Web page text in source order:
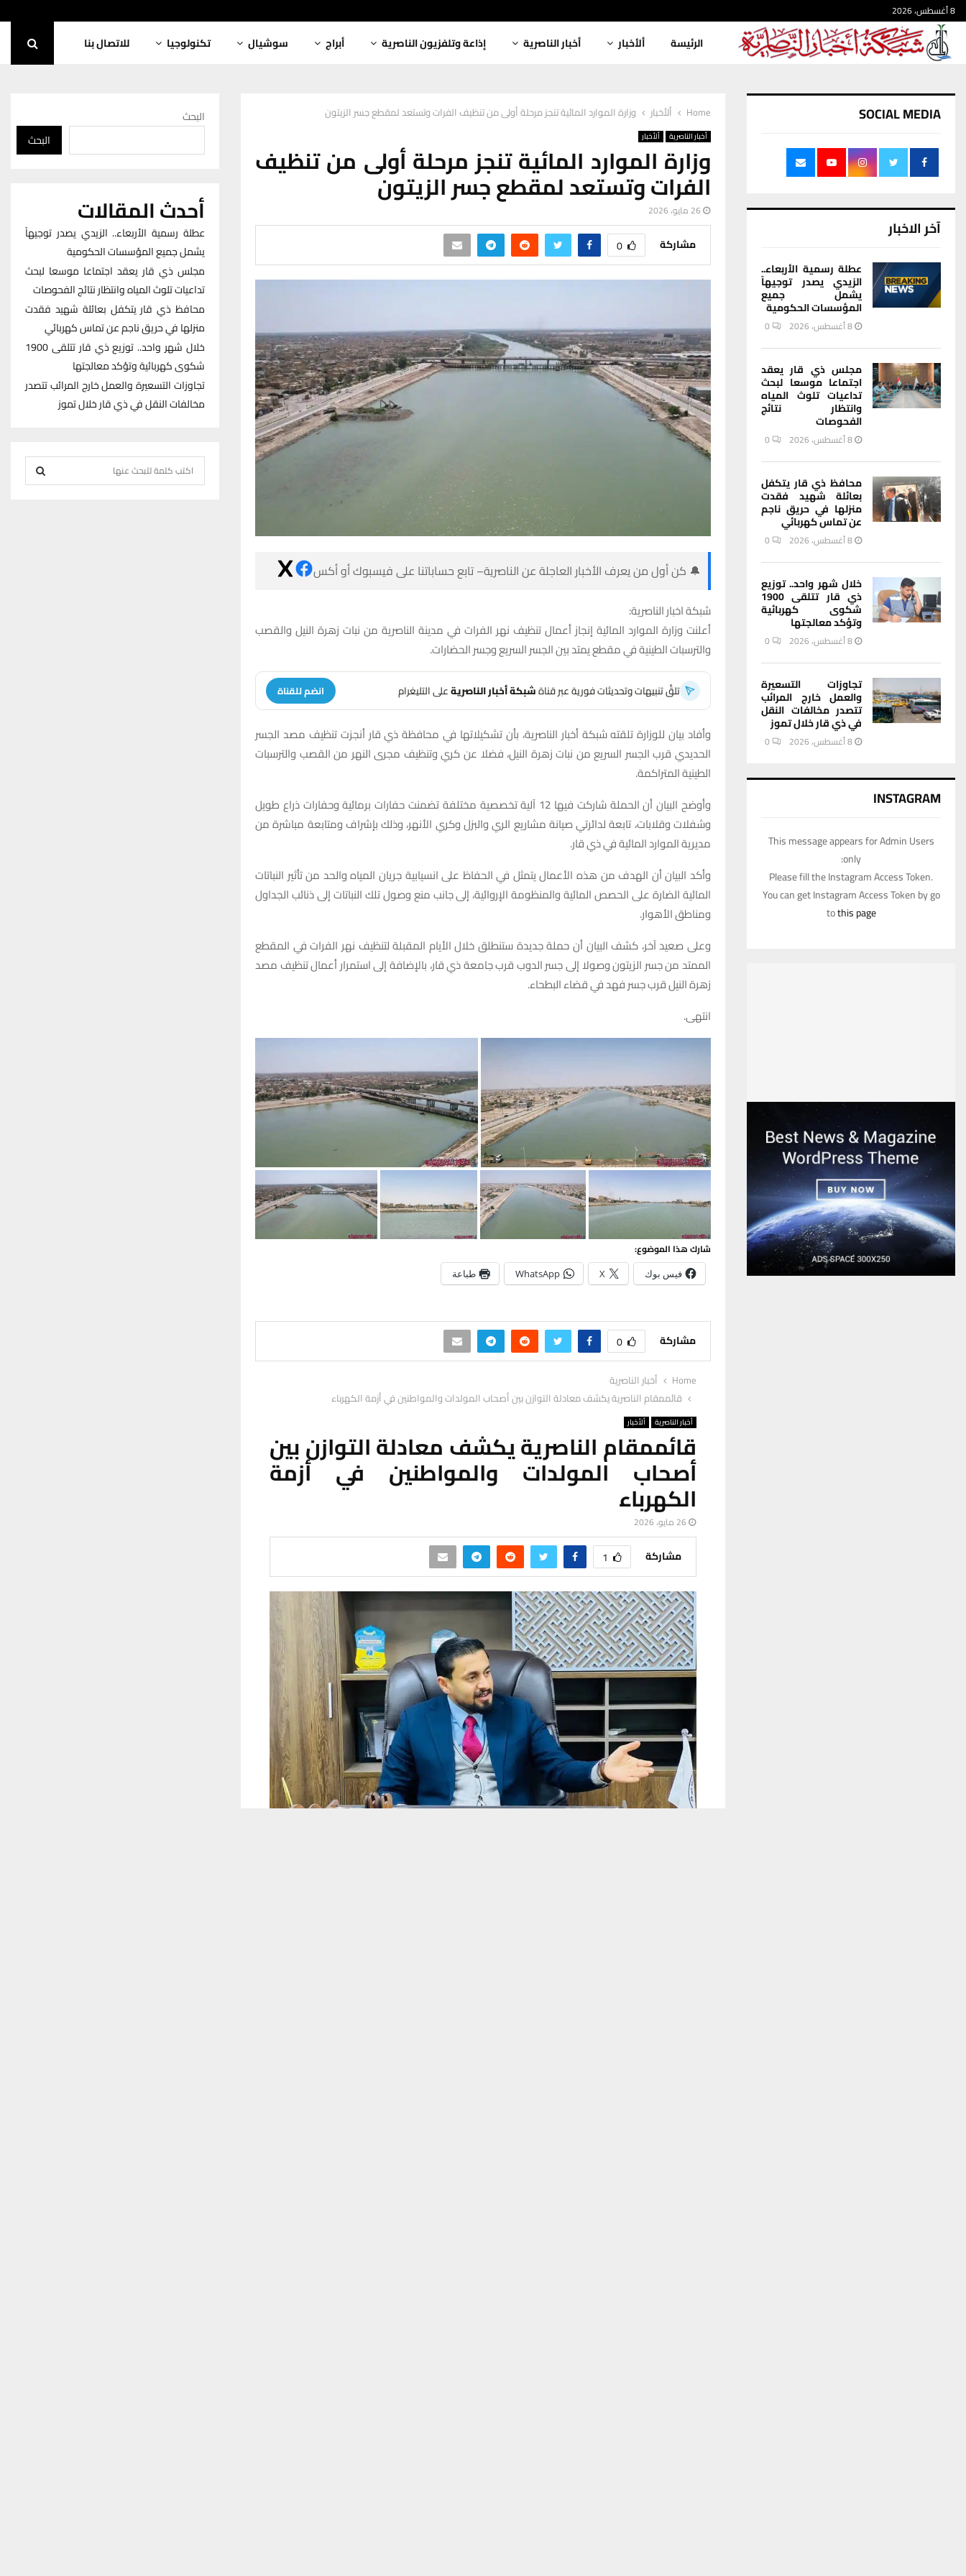
8 أغسطس، 2026
الرئيسة ألأخبار أخبار الناصرية إذاعة وتلفزيون الناصرية أبراج سوشيال تكنولوجيا للاتصال بنا
Home ألأخبار وزارة الموارد المائية تنجز مرحلة أولى من تنظيف الفرات وتستعد لمقطع جسر الزيتون
أخبار الناصرية ألأخبار
وزارة الموارد المائية تنجز مرحلة أولى من تنظيف
الفرات وتستعد لمقطع جسر الزيتون
26 مايو، 2026
مشاركة 0
🔔 كن أول من يعرف الأخبار العاجلة عن الناصرية– تابع حساباتنا على فيسبوك أو أكس
شبكة اخبار الناصرية:
أعلنت وزارة الموارد المائية إنجاز أعمال تنظيف نهر الفرات في مدينة الناصرية من نبات زهرة النيل والقصب
والترسبات الطينية في مقطع يمتد بين الجسر السريع وجسر الحضارات.
تلقَّ تنبيهات وتحديثات فورية عبر قناةشبكة أخبار الناصريةعلى التليغرام انضم للقناة
وأفاد بيان للوزارة تلقته شبكة أخبار الناصرية، بأن تشكيلاتها في محافظة ذي قار أنجزت تنظيف مصد الجسر
الحديدي قرب الجسر السريع من نبات زهرة النيل، فضلا عن كري وتنظيف مجرى النهر من القصب والترسبات
الطينية المتراكمة.
وأوضح البيان أن الحملة شاركت فيها 12 آلية تخصصية مختلفة تضمنت حفارات برمائية وحفارات ذراع طويل
وشفلات وقلابات، تابعة لدائرتي صيانة مشاريع الري والبزل وكري الأنهر، وذلك بإشراف ومتابعة مباشرة من
مديرية الموارد المائية في ذي قار.
وأكد البيان أن الهدف من هذه الأعمال يتمثل في الحفاظ على انسيابية جريان المياه والحد من تأثير النباتات
المائية الضارة على الحصص المائية والمنظومة الإروائية، إلى جانب منع وصول تلك النباتات إلى ذنائب الجداول
ومناطق الأهوار.
وعلى صعيد آخر، كشف البيان أن حملة جديدة ستنطلق خلال الأيام المقبلة لتنظيف نهر الفرات في المقطع
الممتد من جسر الزيتون وصولا إلى جسر الدوب قرب جامعة ذي قار، بالإضافة إلى استمرار أعمال تنظيف مصد
زهرة النيل قرب جسر فهد في قضاء البطحاء.
انتهى.
شارك هذا الموضوع:
فيس بوك X
WhatsApp طباعة
مشاركة 0
Home
أخبار الناصرية
قائممقام الناصرية يكشف معادلة التوازن بين أصحاب المولدات والمواطنين في أزمة الكهرباء
أخبار الناصرية ألأخبار
قائممقام الناصرية يكشف معادلة التوازن بين
أصحاب المولدات والمواطنين في أزمة
الكهرباء
26 مايو، 2026
مشاركة 1
SOCIAL MEDIA
آخر الاخبار
عطلة رسمية الأربعاء..
الزيدي يصدر توجيهاً
يشمل جميع
المؤسسات الحكومية
8 أغسطس، 2026 0
مجلس ذي قار يعقد
اجتماعا موسعا لبحث
تداعيات تلوث المياه
وانتظار نتائج
الفحوصات
8 أغسطس، 2026 0
محافظ ذي قار يتكفل
بعائلة شهيد فقدت
منزلها في حريق ناجم
عن تماس كهربائي
8 أغسطس، 2026 0
خلال شهر واحد.. توزيع
ذي قار تتلقى 1900
شكوى كهربائية
وتؤكد معالجتها
8 أغسطس، 2026 0
تجاوزات التسعيرة
والعمل خارج المرائب
تتصدر مخالفات النقل
في ذي قار خلال تموز
8 أغسطس، 2026 0
INSTAGRAM
This message appears for Admin Users
only:
Please fill the Instagram Access Token.
You can get Instagram Access Token by go
tothis page
البحث
البحث
أحدث المقالات
عطلة رسمية الأربعاء.. الزيدي يصدر توجيهاً
يشمل جميع المؤسسات الحكومية
مجلس ذي قار يعقد اجتماعا موسعا لبحث
تداعيات تلوث المياه وانتظار نتائج الفحوصات
محافظ ذي قار يتكفل بعائلة شهيد فقدت
منزلها في حريق ناجم عن تماس كهربائي
خلال شهر واحد.. توزيع ذي قار تتلقى 1900
شكوى كهربائية وتؤكد معالجتها
تجاوزات التسعيرة والعمل خارج المرائب تتصدر
مخالفات النقل في ذي قار خلال تموز
e